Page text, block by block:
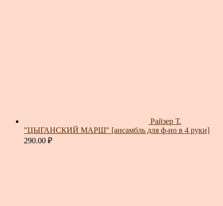
Райзер Т.
"ЦЫГАНСКИЙ МАРШ" [ансамбль для ф-но в 4 руки]
290.00 ₽